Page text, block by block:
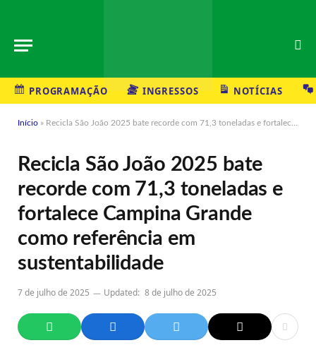
PROGRAMAÇÃO INGRESSOS NOTÍCIAS
Início » Recicla São João 2025 bate recorde com 71,3 toneladas e fortalece Campina Grande como referência em sustentabilidade
Recicla São João 2025 bate
recorde com 71,3 toneladas e
fortalece Campina Grande
como referência em
sustentabilidade
7 de julho de 2025 Updated: 8 de julho de 2025